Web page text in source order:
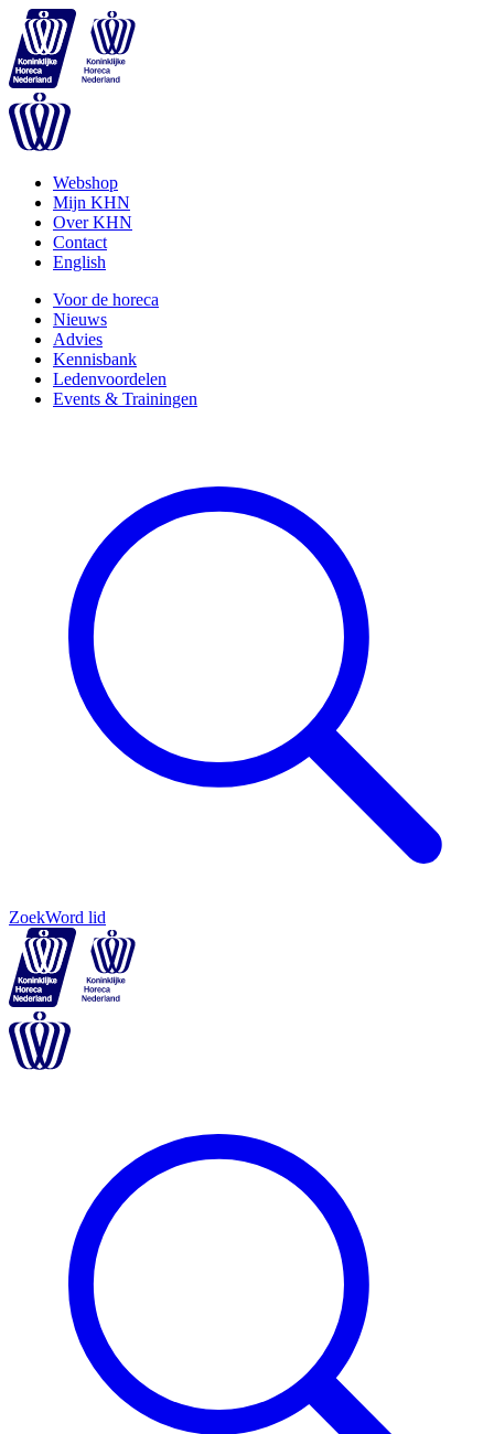
Webshop
Mijn KHN
Over KHN
Contact
English
Voor de horeca
Nieuws
Advies
Kennisbank
Ledenvoordelen
Events & Trainingen
ZoekWord lid